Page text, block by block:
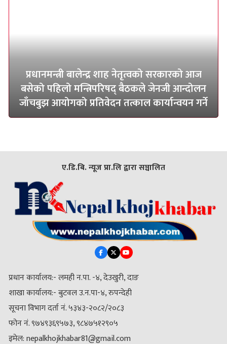
प्रधानमन्त्री बालेन्द्र शाह नेतृत्वको सरकारको आज
बसेको पहिलो मन्त्रिपरिषद् बैठकले जेनजी आन्दोलन
जाँचबुझ आयोगको प्रतिवेदन तत्काल कार्यान्वयन गर्ने
ए.डि.बि. न्यूज प्रा.लि द्वारा सञ्चालित
प्रधान कार्यालय:- लमही न.पा. -४, देउखुरी, दाङ
शाखा कार्यालय:- बुटवल उ.न.पा-४, रुपन्देही
सूचना विभाग दर्ता नं. ५३४३-२०८२/२०८३
फोन नं. ९७४९३६९५७३, ९८४७५१२९०५
इमेल: nepalkhojkhabar81@gmail.com